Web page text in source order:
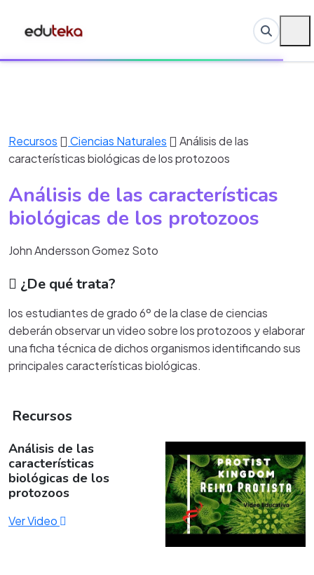
Recursos Ciencias Naturales
Análisis de las
características biológicas de los protozoos
Análisis de las características
biológicas de los protozoos
John Andersson Gomez Soto
¿De qué trata?
los estudiantes de grado 6º de la clase de ciencias
deberán observar un video sobre los protozoos y elaborar
una ficha técnica de dichos organismos identificando sus
principales características biológicas.
Recursos
Análisis de las
características
biológicas de los
protozoos
Ver Video